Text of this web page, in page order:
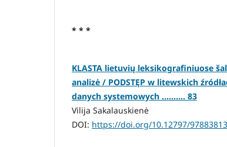
* * *
KLASTA lietuvių leksikografiniuose
analizė / PODSTĘP w litewskich
danych systemowych .......... 83
Vilija Sakalauskienė
DOI: https://doi.org/10.12797/